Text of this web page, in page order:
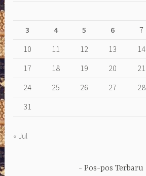
3
4 5 6 7
10
11 12 13 14
17
18 19 20 21
24
25 26 27 28
31
« Jul
Pos-pos Terbaru